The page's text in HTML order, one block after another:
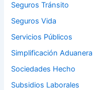
Seguros Tránsito
Seguros Vida
Servicios Públicos
Simplificación Aduanera
Sociedades Hecho
Subsidios Laborales